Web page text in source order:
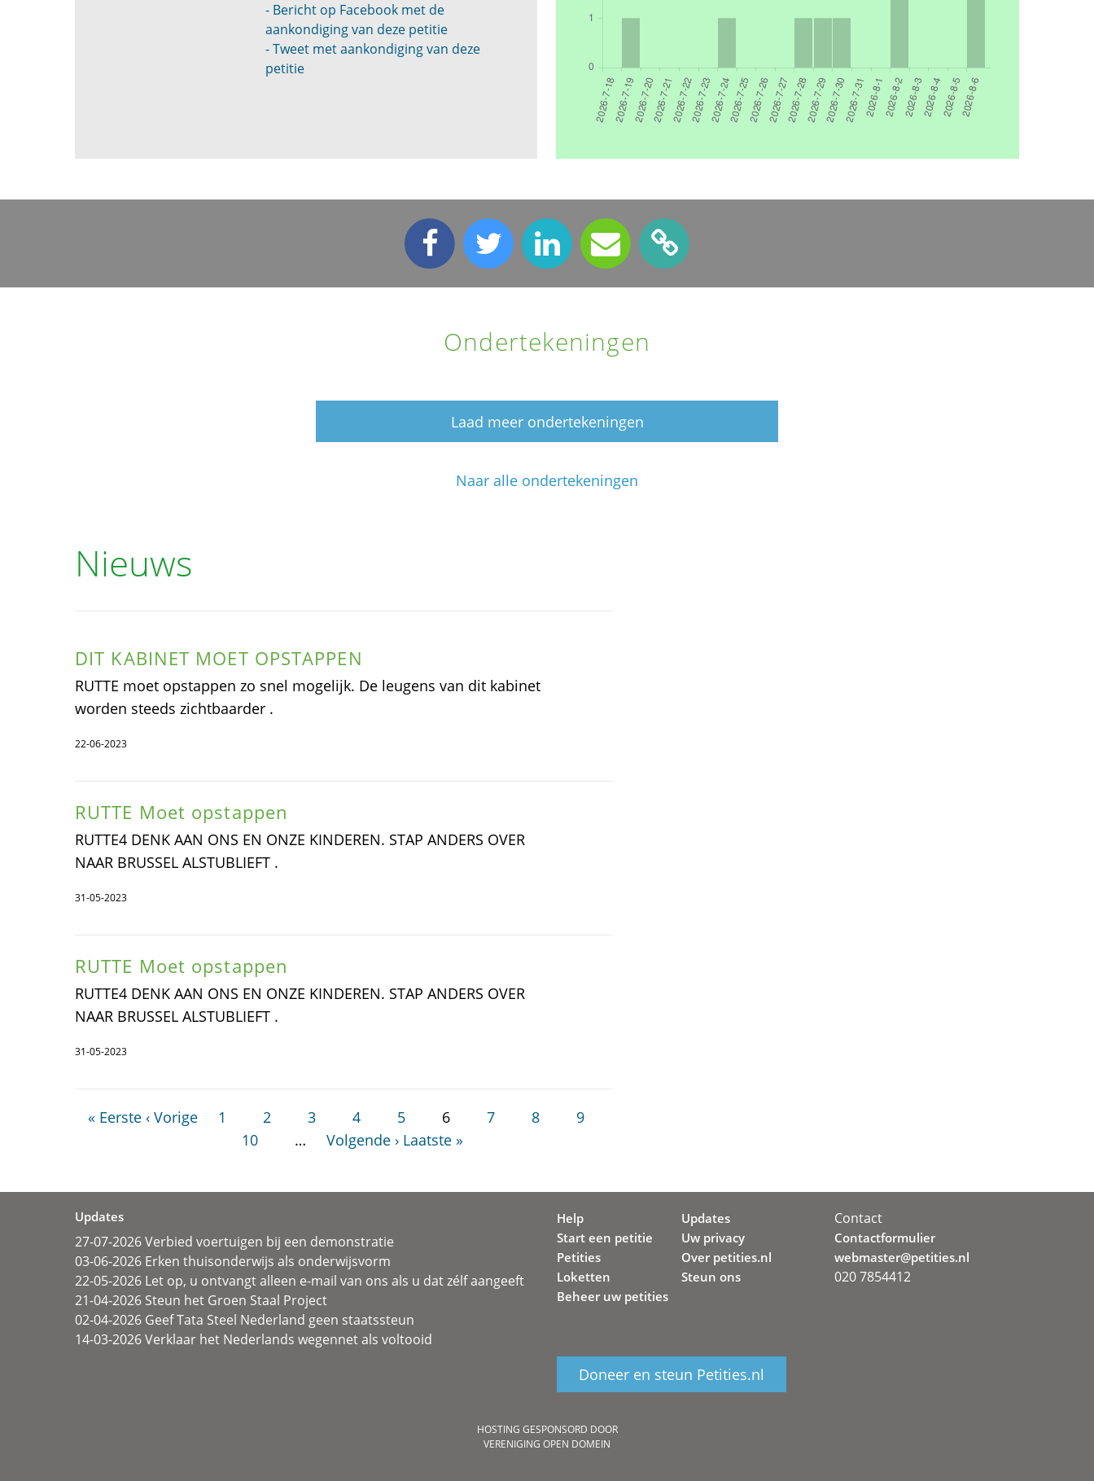
- Bericht op Facebook met de
aankondiging van deze petitie
- Tweet met aankondiging van deze
petitie
Ondertekeningen
Laad meer ondertekeningen
Naar alle ondertekeningen
Nieuws
DIT KABINET MOET OPSTAPPEN
RUTTE moet opstappen zo snel mogelijk. De leugens van dit kabinet
worden steeds zichtbaarder .
22-06-2023
RUTTE Moet opstappen
RUTTE4 DENK AAN ONS EN ONZE KINDEREN. STAP ANDERS OVER
NAAR BRUSSEL ALSTUBLIEFT .
31-05-2023
RUTTE Moet opstappen
RUTTE4 DENK AAN ONS EN ONZE KINDEREN. STAP ANDERS OVER
NAAR BRUSSEL ALSTUBLIEFT .
31-05-2023
« Eerste ‹ Vorige 1 2 3 4 5 6 7 8
9
10
… Volgende › Laatste »
Updates
27-07-2026 Verbied voertuigen bij een demonstratie
03-06-2026 Erken thuisonderwijs als onderwijsvorm
22-05-2026 Let op, u ontvangt alleen e-mail van ons als u dat zélf aangeeft
21-04-2026 Steun het Groen Staal Project
02-04-2026 Geef Tata Steel Nederland geen staatssteun
14-03-2026 Verklaar het Nederlands wegennet als voltooid
Help
Start een petitie
Petities
Loketten
Beheer uw petities
Updates
Uw privacy
Over petities.nl
Steun ons
Doneer en steun Petities.nl
Contact
Contactformulier
webmaster@petities.nl
020 7854412
HOSTING GESPONSORD DOOR
VERENIGING OPEN DOMEIN